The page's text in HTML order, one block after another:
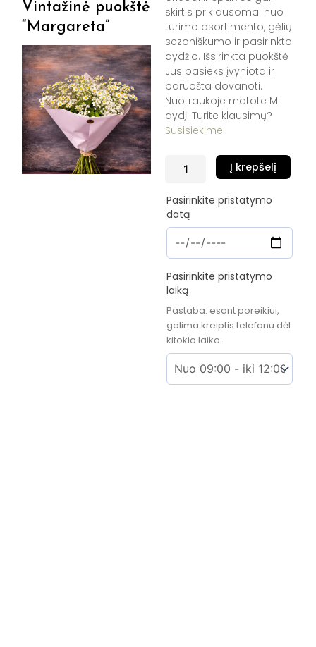
Vintažinė puokštė
“Margareta”
skirtis priklausomai nuo
turimo asortimento, gėlių
sezoniškumo ir pasirinkto
dydžio. Išsirinkta puokštė
Jus pasieks įvyniota ir
paruošta dovanoti.
Nuotraukoje matote M
dydį. Turite klausimų?
Susisiekime.
produkto
kiekis:
puokštė
"Margareta"
Į krepšelį
Pasirinkite pristatymo
datą
Pasirinkite pristatymo
laiką
Pastaba: esant poreikiui,
galima kreiptis telefonu dėl
kitokio laiko.